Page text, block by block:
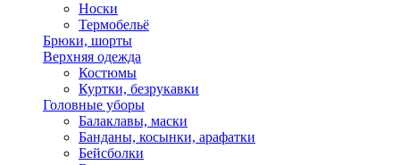
Носки
Термобельё
Брюки, шорты
Верхняя одежда
Костюмы
Куртки, безрукавки
Головные уборы
Балаклавы, маски
Банданы, косынки, арафатки
Бейсболки